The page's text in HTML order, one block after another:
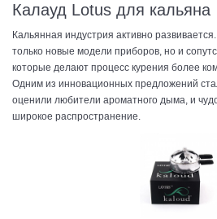
Калауд Lotus для кальяна
Кальянная индустрия активно
только новые модели приборов, но и
которые делают процесс курения более
Одним из инновационных предложений
оценили любители ароматного дыма, и
широкое распространение.